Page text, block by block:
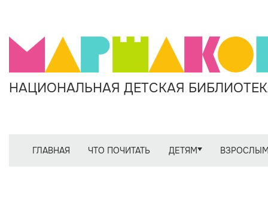
НАЦИОНАЛЬНАЯ ДЕТСКАЯ
ГЛАВНАЯ ЧТО ПОЧИТАТЬ ДЕТЯМ